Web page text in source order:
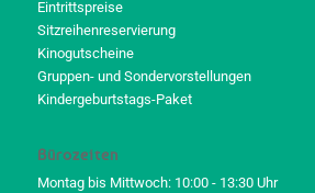
Eintrittspreise
Sitzreihenreservierung
Kinogutscheine
Gruppen- und Sondervorstellungen
Kindergeburtstags-Paket
Bürozeiten
Montag bis Mittwoch: 10:00 - 13:30 Uhr